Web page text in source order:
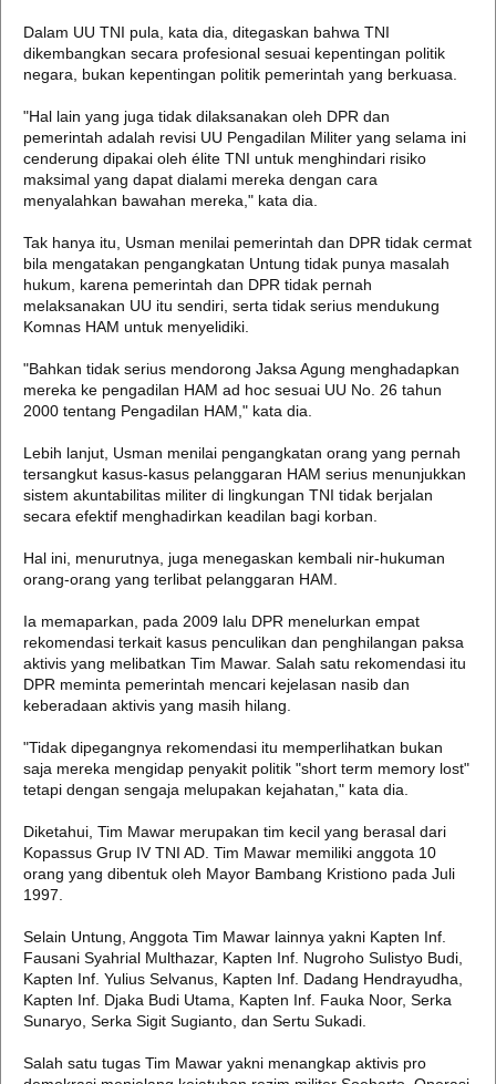
Dalam UU TNI pula, kata dia, ditegaskan bahwa TNI
dikembangkan secara profesional sesuai kepentingan politik
negara, bukan kepentingan politik pemerintah yang berkuasa.
"Hal lain yang juga tidak dilaksanakan oleh DPR dan
pemerintah adalah revisi UU Pengadilan Militer yang selama ini
cenderung dipakai oleh élite TNI untuk menghindari risiko
maksimal yang dapat dialami mereka dengan cara
menyalahkan bawahan mereka," kata dia.
Tak hanya itu, Usman menilai pemerintah dan DPR tidak cermat
bila mengatakan pengangkatan Untung tidak punya masalah
hukum, karena pemerintah dan DPR tidak pernah
melaksanakan UU itu sendiri, serta tidak serius mendukung
Komnas HAM untuk menyelidiki.
"Bahkan tidak serius mendorong Jaksa Agung menghadapkan
mereka ke pengadilan HAM ad hoc sesuai UU No. 26 tahun
2000 tentang Pengadilan HAM," kata dia.
Lebih lanjut, Usman menilai pengangkatan orang yang pernah
tersangkut kasus-kasus pelanggaran HAM serius menunjukkan
sistem akuntabilitas militer di lingkungan TNI tidak berjalan
secara efektif menghadirkan keadilan bagi korban.
Hal ini, menurutnya, juga menegaskan kembali nir-hukuman
orang-orang yang terlibat pelanggaran HAM.
Ia memaparkan, pada 2009 lalu DPR menelurkan empat
rekomendasi terkait kasus penculikan dan penghilangan paksa
aktivis yang melibatkan Tim Mawar. Salah satu rekomendasi itu
DPR meminta pemerintah mencari kejelasan nasib dan
keberadaan aktivis yang masih hilang.
"Tidak dipegangnya rekomendasi itu memperlihatkan bukan
saja mereka mengidap penyakit politik "short term memory lost"
tetapi dengan sengaja melupakan kejahatan," kata dia.
Diketahui, Tim Mawar merupakan tim kecil yang berasal dari
Kopassus Grup IV TNI AD. Tim Mawar memiliki anggota 10
orang yang dibentuk oleh Mayor Bambang Kristiono pada Juli
1997.
Selain Untung, Anggota Tim Mawar lainnya yakni Kapten Inf.
Fausani Syahrial Multhazar, Kapten Inf. Nugroho Sulistyo Budi,
Kapten Inf. Yulius Selvanus, Kapten Inf. Dadang Hendrayudha,
Kapten Inf. Djaka Budi Utama, Kapten Inf. Fauka Noor, Serka
Sunaryo, Serka Sigit Sugianto, dan Sertu Sukadi.
Salah satu tugas Tim Mawar yakni menangkap aktivis pro